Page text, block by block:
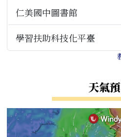
仁美國中圖書館
學習扶助科技化平臺
天氣